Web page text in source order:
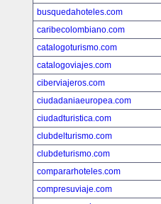
busquedahoteles.com
caribecolombiano.com
catalogoturismo.com
catalogoviajes.com
ciberviajeros.com
ciudadaniaeuropea.com
ciudadturistica.com
clubdelturismo.com
clubdeturismo.com
compararhoteles.com
compresuviaje.com